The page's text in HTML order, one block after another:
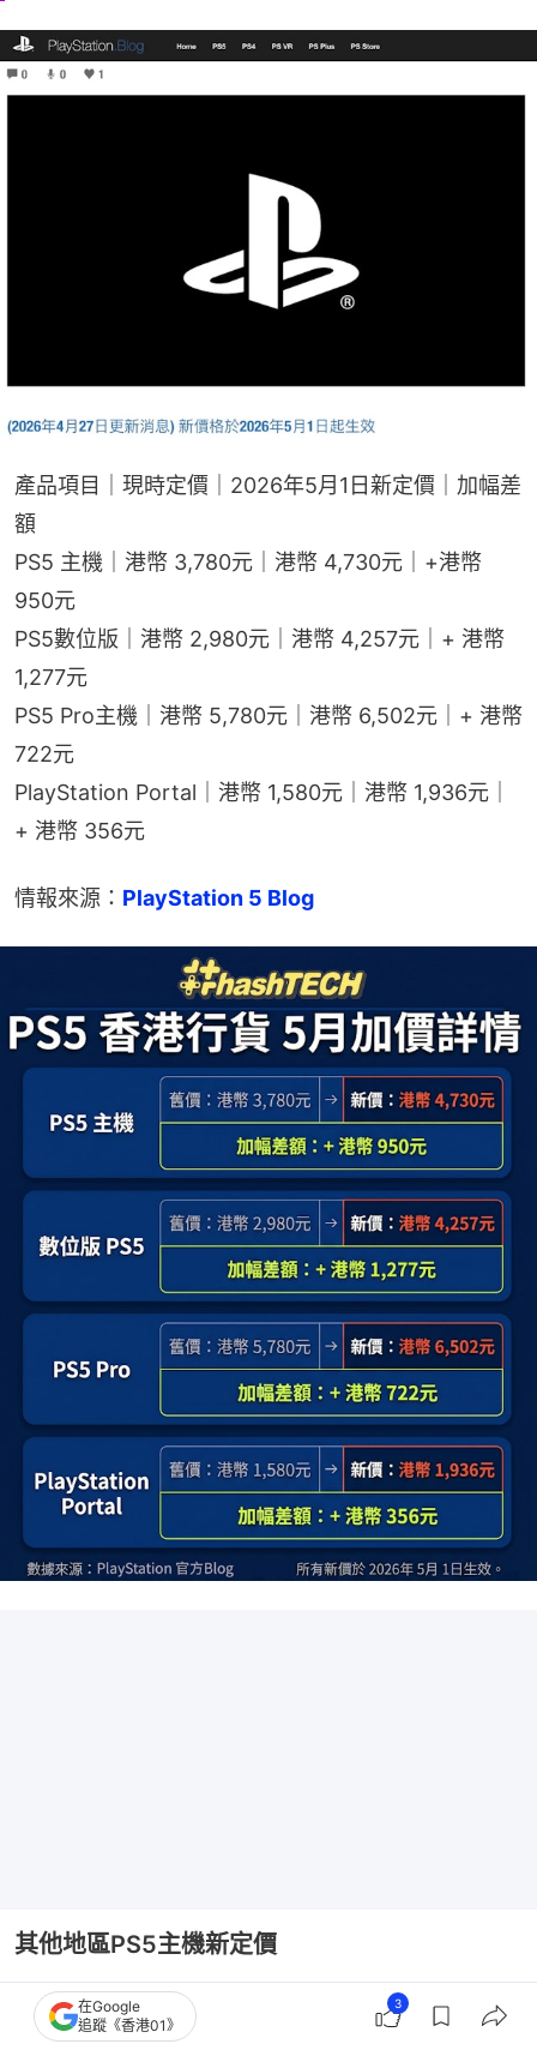
產品項目｜現時定價｜2026年5月1日新定價｜加幅差
額
PS5 主機｜港幣 3,780元｜港幣 4,730元｜+港幣
950元
PS5數位版｜港幣 2,980元｜港幣 4,257元｜+ 港幣
1,277元
PS5 Pro主機｜港幣 5,780元｜港幣 6,502元｜+ 港幣
722元
PlayStation Portal｜港幣 1,580元｜港幣 1,936元｜
+ 港幣 356元
情報來源： PlayStation 5 Blog
其他地區PS5主機新定價
其他國家的PS5系列主機早在4月已經加價，新價如
下：
在Google
追蹤《香港01》
3